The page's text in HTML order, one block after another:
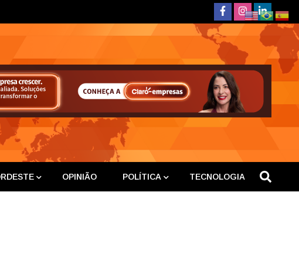
OPINIÃO POLÍTICA TECNOLOGIA